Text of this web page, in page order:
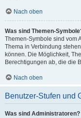
Nach oben
Was sind Themen-
Themen-Symbole sind vom
Thema in Verbindung
können. Die Möglichkeit,
Berechtigungen ab, die die
Nach oben
Benutzer-Stufen und
Was sind Administratoren?